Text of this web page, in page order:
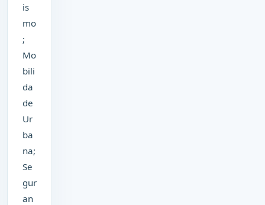
is
mo
;
Mo
bili
da
de
Ur
ba
na;
Se
gur
an